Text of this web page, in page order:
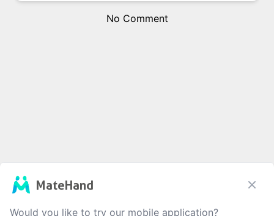
No Comment
MateHand
Would you like to try our mobile application?